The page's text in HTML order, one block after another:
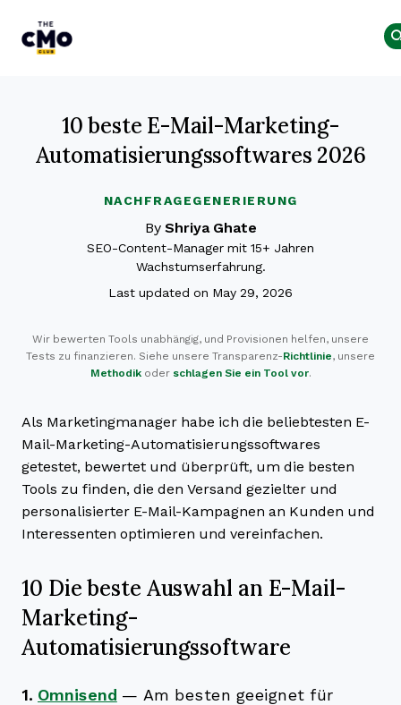
NACHFRAGEGENERIERUNG
10 beste E-Mail-Marketing-
Automatisierungssoftwares 2026
By Shriya Ghate
SEO-Content-Manager mit 15+ Jahren
Wachstumserfahrung.
Last updated on May 29, 2026
Wir bewerten Tools unabhängig, und Provisionen helfen, unsere
Tests zu finanzieren. Siehe unsere Transparenz-Richtlinie, unsere
Methodikoder schlagen Sie ein Tool vor.
Als Marketingmanager habe ich die beliebtesten E-
Mail-Marketing-Automatisierungssoftwares
getestet, bewertet und überprüft, um die besten
Tools zu finden, die den Versand gezielter und
personalisierter E-Mail-Kampagnen an Kunden und
Interessenten optimieren und vereinfachen.
10 Die beste Auswahl an E-Mail-
Marketing-
Automatisierungssoftware
1. Omnisend — Am besten geeignet für